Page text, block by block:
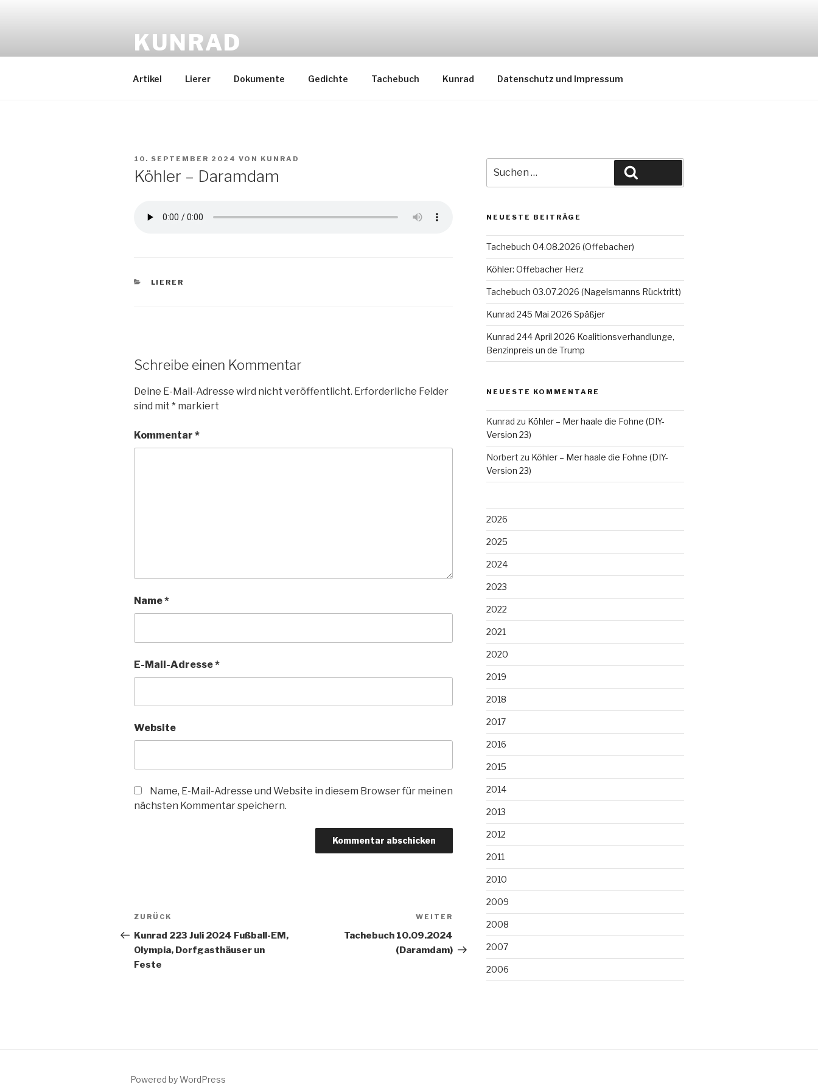
KUNRAD
Artikel Lierer Dokumente Gedichte Tachebuch Kunrad Datenschutz und Impressum
VERÖFFENTLICHT
10. SEPTEMBER 2024 VON KUNRAD
Köhler – Daramdam
KATEGORIEN
LIERER
Schreibe einen Kommentar
Deine E-Mail-Adresse wird nicht veröffentlicht. Erforderliche Felder
sind mit * markiert
Kommentar *
Name*
E-Mail-Adresse*
Website
Name, E-Mail-Adresse und Website in diesem Browser für meinen
nächsten Kommentar speichern.
Beitragsnavigation
Vorheriger
Beitrag
ZURÜCK
Kunrad 223 Juli 2024 Fußball-EM,
Olympia, Dorfgasthäuser un
Feste
Nächster
Beitrag
WEITER
Tachebuch 10.09.2024
(Daramdam)
nach:
NEUESTE BEITRÄGE
Tachebuch 04.08.2026 (Offebacher)
Köhler: Offebacher Herz
Tachebuch 03.07.2026 (Nagelsmanns Rücktritt)
Kunrad 245 Mai 2026 Späßjer
Kunrad 244 April 2026 Koalitionsverhandlunge,
Benzinpreis un de Trump
NEUESTE KOMMENTARE
Kunrad zu Köhler – Mer haale die Fohne (DIY-
Version 23)
Norbert zu Köhler – Mer haale die Fohne (DIY-
Version 23)
2026
2025
2024
2023
2022
2021
2020
2019
2018
2017
2016
2015
2014
2013
2012
2011
2010
2009
2008
2007
2006
Powered by WordPress